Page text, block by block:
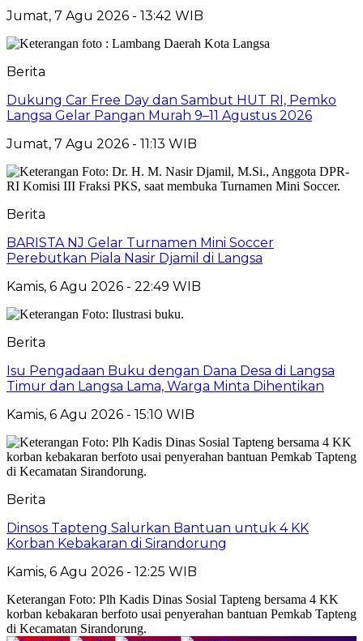
Jumat, 7 Agu 2026 - 13:42 WIB
Berita
Dukung Car Free Day dan Sambut HUT RI, Pemko
Langsa Gelar Pangan Murah 9–11 Agustus 2026
Jumat, 7 Agu 2026 - 11:13 WIB
Berita
BARISTA NJ Gelar Turnamen Mini Soccer
Perebutkan Piala Nasir Djamil di Langsa
Kamis, 6 Agu 2026 - 22:49 WIB
Berita
Isu Pengadaan Buku dengan Dana Desa di Langsa
Timur dan Langsa Lama, Warga Minta Dihentikan
Kamis, 6 Agu 2026 - 15:10 WIB
Berita
Dinsos Tapteng Salurkan Bantuan untuk 4 KK
Korban Kebakaran di Sirandorung
Kamis, 6 Agu 2026 - 12:25 WIB
Keterangan Foto: Plh Kadis Dinas Sosial Tapteng bersama 4 KK
korban kebakaran berfoto usai penyerahan bantuan Pemkab Tapteng
di Kecamatan Sirandorung.